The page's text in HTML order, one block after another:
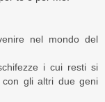
nel mondo del
i cui resti si
con gli altri due geni